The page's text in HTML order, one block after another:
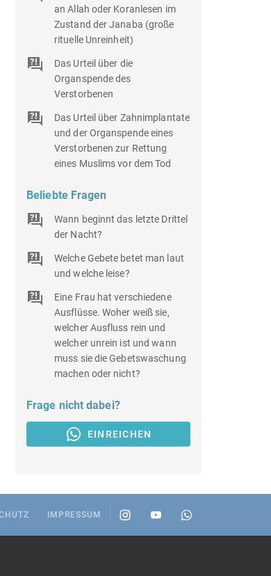
an Allah oder Koranlesen im
Zustand der Janaba (große
rituelle Unreinheit)
Das Urteil über die
Organspende des
Verstorbenen
Das Urteil über Zahnimplantate
und der Organspende eines
Verstorbenen zur Rettung
eines Muslims vor dem Tod
Beliebte Fragen
Wann beginnt das letzte Drittel
der Nacht?
Welche Gebete betet man laut
und welche leise?
Eine Frau hat verschiedene
Ausflüsse. Woher weiß sie,
welcher Ausfluss rein und
welcher unrein ist und wann
muss sie die Gebetswaschung
machen oder nicht?
Frage nicht dabei?
EINREICHEN
IMPRESSUM